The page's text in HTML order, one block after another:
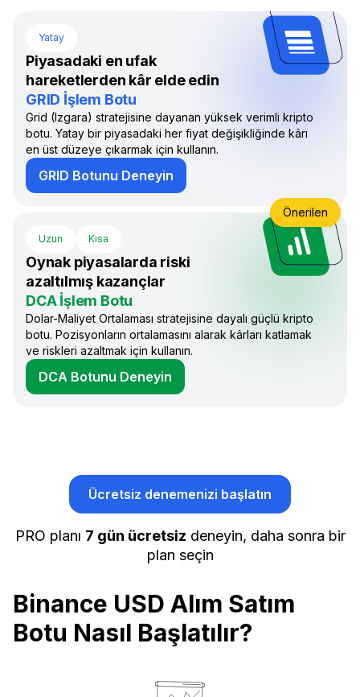
Yatay
Piyasadaki en ufak
hareketlerden kâr elde edin
GRID İşlem Botu
Grid (Izgara) stratejisine dayanan yüksek verimli kripto
botu. Yatay bir piyasadaki her fiyat değişikliğinde kârı
en üst düzeye çıkarmak için kullanın.
GRID Botunu Deneyin
Uzun Kısa
Oynak piyasalarda riski
azaltılmış kazançlar
DCA İşlem Botu
Dolar-Maliyet Ortalaması stratejisine dayalı güçlü kripto
botu. Pozisyonların ortalamasını alarak kârları katlamak
ve riskleri azaltmak için kullanın.
DCA Botunu Deneyin
Önerilen
Ücretsiz denemenizi başlatın
PRO planı 7 gün ücretsiz deneyin, daha sonra bir
plan seçin
Binance USD Alım Satım
Botu Nasıl Başlatılır?